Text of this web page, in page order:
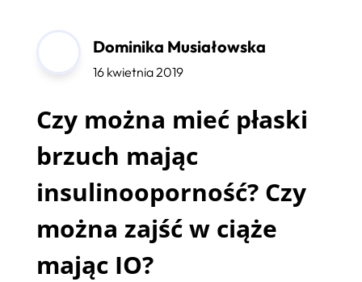
Dominika Musiałowska
16 kwietnia 2019
Czy można mieć płaski
brzuch mając
insulinooporność? Czy
można zajść w ciąże
mając IO?